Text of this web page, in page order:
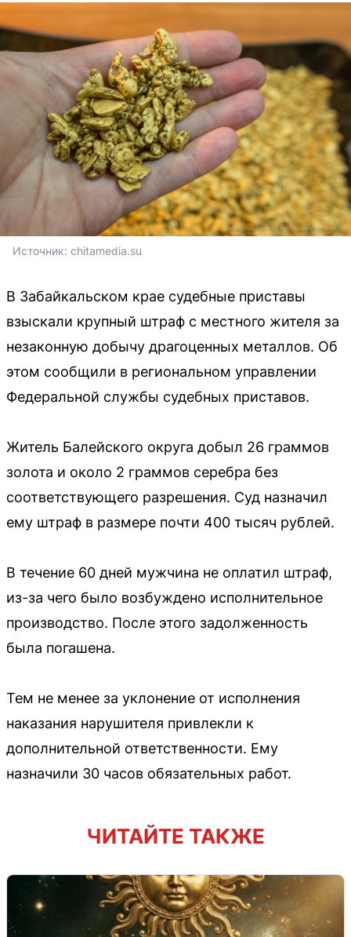
Источник: chitamedia.su
В Забайкальском крае судебные приставы
взыскали крупный штраф с местного жителя за
незаконную добычу драгоценных металлов. Об
этом сообщили в региональном управлении
Федеральной службы судебных приставов.
Житель Балейского округа добыл 26 граммов
золота и около 2 граммов серебра без
соответствующего разрешения. Суд назначил
ему штраф в размере почти 400 тысяч рублей.
В течение 60 дней мужчина не оплатил штраф,
из-за чего было возбуждено исполнительное
производство. После этого задолженность
была погашена.
Тем не менее за уклонение от исполнения
наказания нарушителя привлекли к
дополнительной ответственности. Ему
назначили 30 часов обязательных работ.
ЧИТАЙТЕ ТАКЖЕ